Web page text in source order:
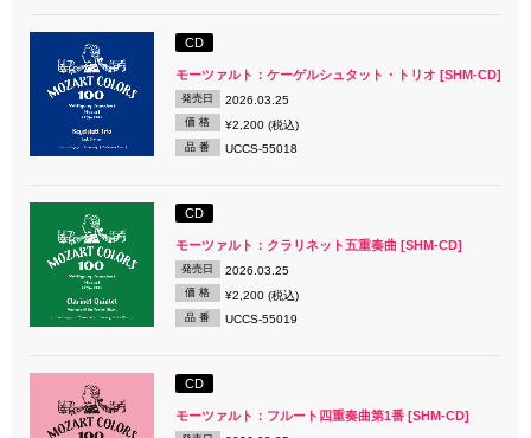
CD
モーツァルト：ケーゲルシュタット・トリオ [SHM-CD]
発売日 2026.03.25
価 格 ¥2,200 (税込)
品 番 UCCS-55018
CD
モーツァルト：クラリネット五重奏曲 [SHM-CD]
発売日 2026.03.25
価 格 ¥2,200 (税込)
品 番 UCCS-55019
CD
モーツァルト：フルート四重奏曲第1番 [SHM-CD]